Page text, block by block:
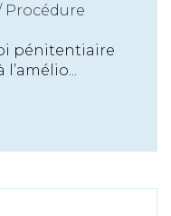
Procédure
pénitentiaire